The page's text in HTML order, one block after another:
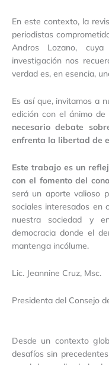
En este contexto, la
periodistas
Andros Lozano,
investigación nos
verdad es, en esencia,
Es así que, invitamos a
edición con el ánimo de
necesario debate
enfrenta la libertad de
Este trabajo es un
con el fomento del
será un aporte valioso
sociales interesados en
nuestra sociedad y
democracia donde el
mantenga incólume.
Lic. Jeannine Cruz, Msc.
Presidenta del Consejo
Desde un contexto
desafíos sin